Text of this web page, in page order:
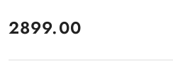
cena:
2899.00